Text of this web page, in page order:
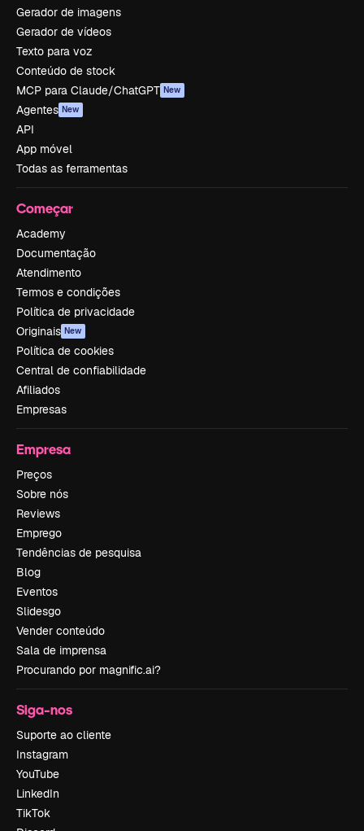
Gerador de imagens
Gerador de vídeos
Texto para voz
Conteúdo de stock
MCP para Claude/ChatGPT New
Agentes New
API
App móvel
Todas as ferramentas
Começar
Academy
Documentação
Atendimento
Termos e condições
Política de privacidade
Originais New
Política de cookies
Central de confiabilidade
Afiliados
Empresas
Empresa
Preços
Sobre nós
Reviews
Emprego
Tendências de pesquisa
Blog
Eventos
Slidesgo
Vender conteúdo
Sala de imprensa
Procurando por magnific.ai?
Siga-nos
Suporte ao cliente
Instagram
YouTube
LinkedIn
TikTok